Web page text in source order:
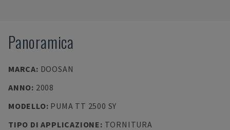
Panoramica
MARCA: DOOSAN
ANNO: 2008
MODELLO: PUMA TT 2500 SY
TIPO DI APPLICAZIONE: TORNITURA